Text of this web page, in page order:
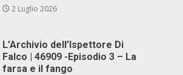
2 Luglio 2026
L’Archivio dell’Ispettore Di
Falco | 46909 -Episodio 3 – La
farsa e il fango